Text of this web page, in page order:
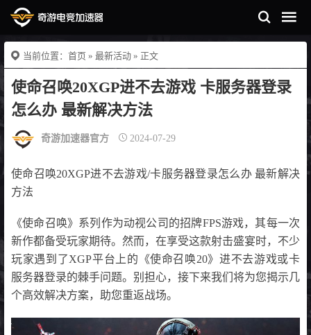
当前位置： 首页 » 最新活动 » 正文
使命召唤20XGP进不去游戏 卡服务器登录
怎么办 最新解决方法
奇游加速器官方 2024-07-29
使命召唤20XGP进不去游戏/卡服务器登录怎么办 最新解决
方法
《使命召唤》系列作为动视公司的招牌FPS游戏，其每一次
新作都备受玩家期待。然而，在享受这款射击盛宴时，不少
玩家遇到了XGP平台上的《使命召唤20》进不去游戏或卡
服务器登录的棘手问题。别担心，接下来我们将为您揭示几
个高效解决方案，助您重返战场。